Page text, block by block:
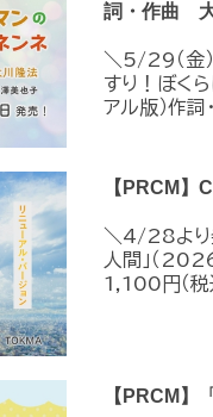
詞・作曲 大
＼5/29（
すり！ぼく
アル版）作
【PRCM】
＼4/28より
人間」（
1,100円（税
【PRCM